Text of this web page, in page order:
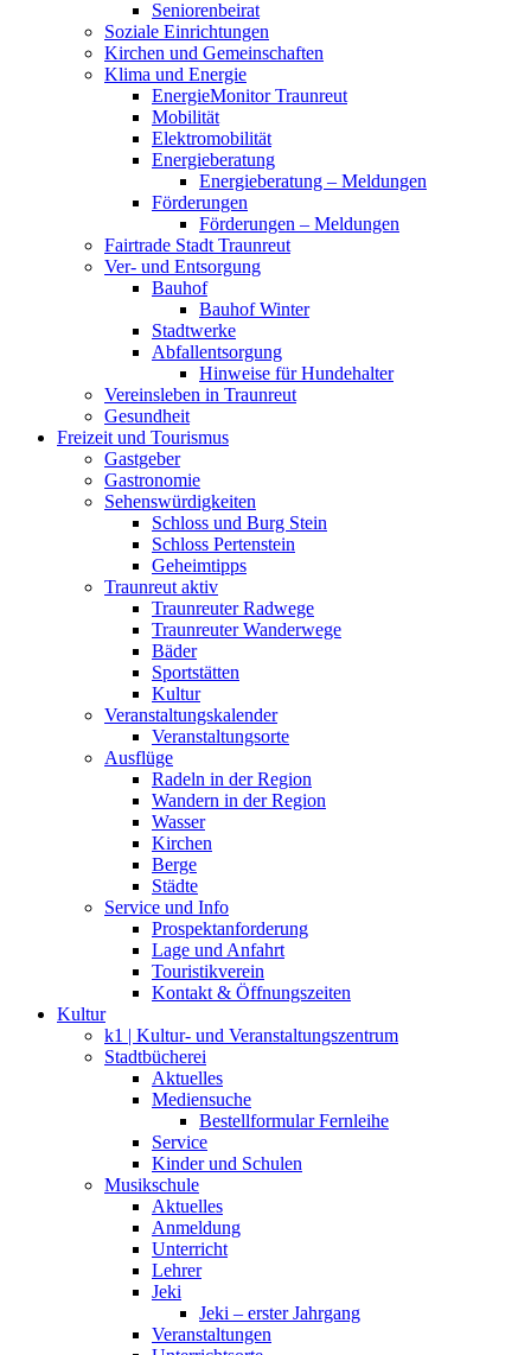
Seniorenbeirat
Soziale Einrichtungen
Kirchen und Gemeinschaften
Klima und Energie
EnergieMonitor Traunreut
Mobilität
Elektromobilität
Energieberatung
Energieberatung – Meldungen
Förderungen
Förderungen – Meldungen
Fairtrade Stadt Traunreut
Ver- und Entsorgung
Bauhof
Bauhof Winter
Stadtwerke
Abfallentsorgung
Hinweise für Hundehalter
Vereinsleben in Traunreut
Gesundheit
Freizeit und Tourismus
Gastgeber
Gastronomie
Sehenswürdigkeiten
Schloss und Burg Stein
Schloss Pertenstein
Geheimtipps
Traunreut aktiv
Traunreuter Radwege
Traunreuter Wanderwege
Bäder
Sportstätten
Kultur
Veranstaltungskalender
Veranstaltungsorte
Ausflüge
Radeln in der Region
Wandern in der Region
Wasser
Kirchen
Berge
Städte
Service und Info
Prospektanforderung
Lage und Anfahrt
Touristikverein
Kontakt & Öffnungszeiten
Kultur
k1 | Kultur- und Veranstaltungszentrum
Stadtbücherei
Aktuelles
Mediensuche
Bestellformular Fernleihe
Service
Kinder und Schulen
Musikschule
Aktuelles
Anmeldung
Unterricht
Lehrer
Jeki
Jeki – erster Jahrgang
Veranstaltungen